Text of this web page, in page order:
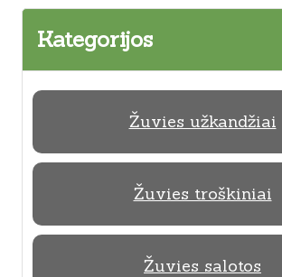
Kategorijos
Žuvies užkandžiai
Žuvies troškiniai
Žuvies salotos